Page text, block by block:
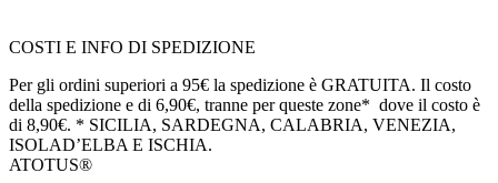
COSTI E INFO DI SPEDIZIONE
Per gli ordini superiori a 95€ la spedizione è GRATUITA. Il costo
della spedizione e di 6,90€, tranne per queste zone* dove il costo è
di 8,90€. * SICILIA, SARDEGNA, CALABRIA, VENEZIA,
ISOLAD’ELBA E ISCHIA.
ATOTUS®